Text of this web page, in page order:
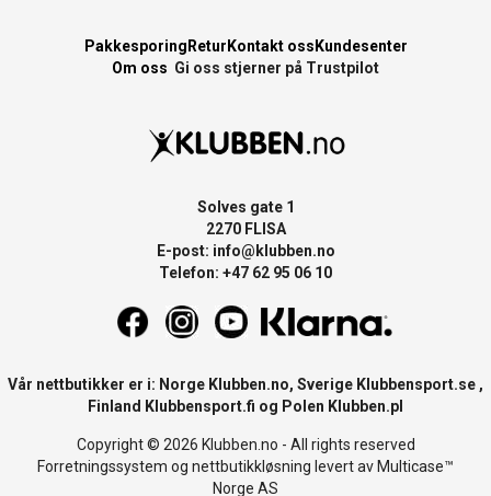
Pakkesporing Retur Kontakt oss Kundesenter
Om oss Gi oss stjerner på Trustpilot
Solves gate 1
2270 FLISA
E-post: info@klubben.no
Telefon: +47 62 95 06 10
Vår nettbutikker er i: Norge Klubben.no, Sverige Klubbensport.se ,
Finland Klubbensport.fi og Polen Klubben.pl
Copyright © 2026 Klubben.no - All rights reserved
Forretningssystem og nettbutikkløsning levert av Multicase™
Norge AS